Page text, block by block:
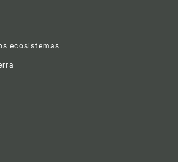
ecosistemas